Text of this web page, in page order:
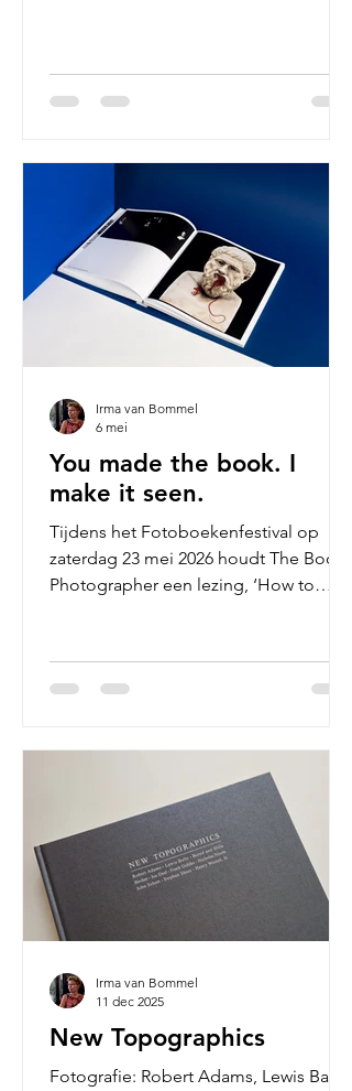
een festivalprogramma rond
fotoboeken bestaande uit lezingen,
temperatuur - het werd die dag 27
graden - ontvingen we aardig wat
bezoekers. Foto’s: Lieke Winters, tenzij
ander
You made the book. I
make it seen.
Tijdens het Fotoboekenfestival op
zaterdag 23 mei 2026 houdt The Book
Photographer een lezing, ‘How to
kreeg een kijkje achter de schermen.
Aan het woord: Justina Nekrašaitė In
hoe weinig aandacht er soms uitgaat
naar het beeld van het boek zelf. Niet
het boek als drager van beeld, maar
het boek als object dat gezien, ervaren
en herin
Irma van Bommel
6 mei
New Topographics
Fotografie: Robert Adams, Lewis Baltz,
Irma van Bommel
11 dec 2025